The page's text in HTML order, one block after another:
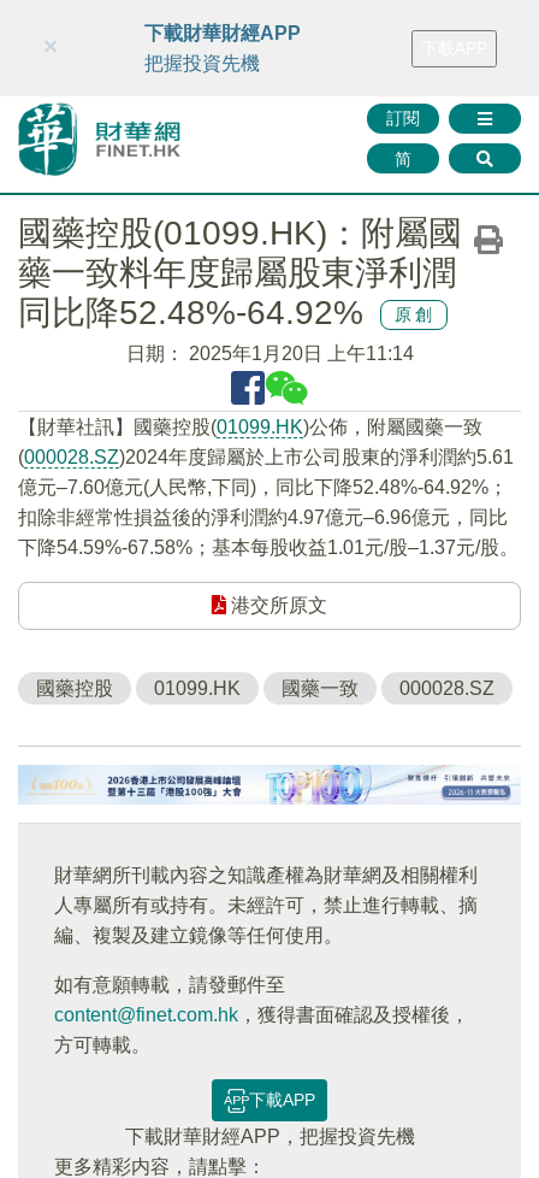
財華智庫網 FINTV FINMETA 財華證券 媒體矩陣
訂閱
简
×
下載財華財經APP
把握投資先機
國藥控股(01099.HK)：附屬國
藥一致料年度歸屬股東淨利潤
同比降52.48%-64.92%
原創
日期： 2025年1月20日 上午11:14
【財華社訊】國藥控股(01099.HK)公佈，附屬國藥一致
(000028.SZ)2024年度歸屬於上市公司股東的淨利潤約5.61
億元–7.60億元(人民幣,下同)，同比下降52.48%-64.92%；
扣除非經常性損益後的淨利潤約4.97億元–6.96億元，同比
下降54.59%-67.58%；基本每股收益1.01元/股–1.37元/股。
港交所原文
國藥控股 01099.HK 國藥一致 000028.SZ
財華網所刊載內容之知識產權為財華網及相關權利
人專屬所有或持有。未經許可，禁止進行轉載、摘
編、複製及建立鏡像等任何使用。
如有意願轉載，請發郵件至
content@finet.com.hk ，獲得書面確認及授權後，
方可轉載。
下載APP
下載財華財經APP，把握投資先機
更多精彩内容，請點擊：